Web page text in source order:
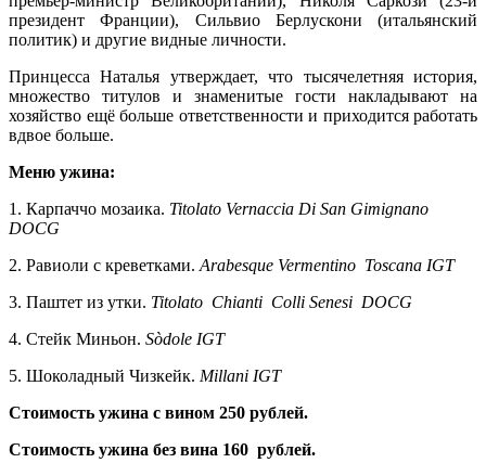
президент Франции), Сильвио Берлускони (итальянский
политик) и другие видные личности.
Принцесса Наталья утверждает, что тысячелетняя история,
множество титулов и знаменитые гости накладывают на
хозяйство ещё больше ответственности и приходится работать
вдвое больше.
Меню ужина:
1. Карпаччо мозаика. Titolato Vernaccia Di San Gimignano
DOCG
2. Равиоли с креветками. Arabesque Vermentino Toscana IGT
3. Паштет из утки. Titolato Chianti Colli Senesi DOCG
4. Стейк Миньон. Sòdole IGT
5. Шоколадный Чизкейк. Millani IGT
Стоимость ужина с вином 250 рублей.
Стоимость ужина без вина 160 рублей.